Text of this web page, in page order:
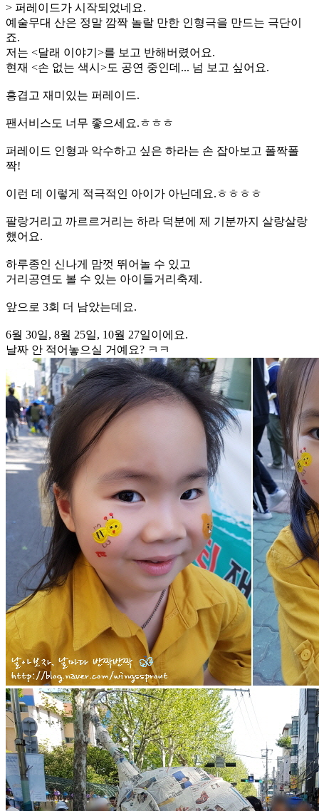
> 퍼레이드가 시작되었네요.
예술무대 산은 정말 깜짝 놀랄 만한 인형극을 만드는 극단이
죠.
저는 <달래 이야기>를 보고 반해버렸어요.
현재 <손 없는 색시>도 공연 중인데... 넘 보고 싶어요.
흥겹고 재미있는 퍼레이드.
팬서비스도 너무 좋으세요.ㅎㅎㅎ
퍼레이드 인형과 악수하고 싶은 하라는 손 잡아보고 폴짝폴
짝!
이런 데 이렇게 적극적인 아이가 아닌데요.ㅎㅎㅎㅎ
팔랑거리고 까르르거리는 하라 덕분에 제 기분까지 살랑살랑
했어요.
하루종인 신나게 맘껏 뛰어놀 수 있고
거리공연도 볼 수 있는 아이들거리축제.
앞으로 3회 더 남았는데요.
6월 30일, 8월 25일, 10월 27일이에요.
날짜 안 적어놓으실 거예요? ㅋㅋ